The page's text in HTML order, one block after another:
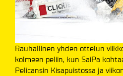
Rauhallinen yhden ottelun
kolmeen peliin, kun SaiPa
Pelicansin Kisapuistossa ja